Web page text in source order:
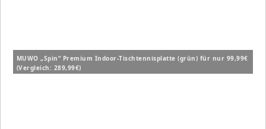
MUWO „Spin“ Premium Indoor-Tischtennisplatte (grün) für nur 99,99€
(Vergleich: 289,99€)